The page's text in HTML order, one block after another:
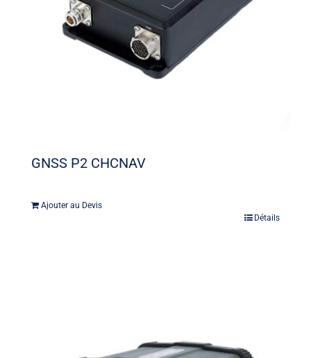
GNSS P2 CHCNAV
Ajouter au Devis
Détails